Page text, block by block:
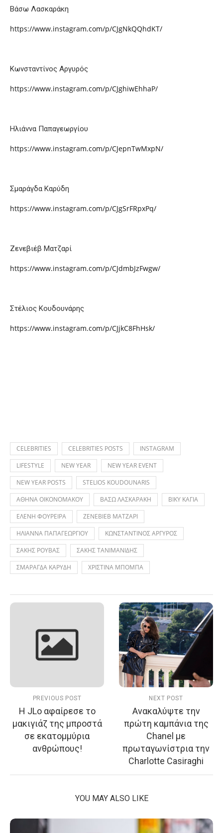
Βάσω Λασκαράκη
https://www.instagram.com/p/CJgNkQQhdKT/
Κωνσταντίνος Αργυρός
https://www.instagram.com/p/CJghiwEhhaP/
Ηλιάννα Παπαγεωργίου
https://www.instagram.com/p/CJepnTwMxpN/
Σμαράγδα Καρύδη
https://www.instagram.com/p/CJgSrFRpxPq/
Ζενεβιέβ Ματζαρί
https://www.instagram.com/p/CJdmbJzFwgw/
Στέλιος Κουδουνάρης
https://www.instagram.com/p/CJjkC8FhHsk/
CELEBRITIES CELEBRITIES POSTS
INSTAGRAM
LIFESTYLE
NEW YEAR
NEW YEAR EVENT
NEW YEAR POSTS
STELIOS KOUDOUNARIS
ΑΘΗΝΑ ΟΙΚΟΝΟΜΑΚΟΥ
ΒΑΣΩ ΛΑΣΚΑΡΑΚΗ
ΒΙΚΥ ΚΑΓΙΑ
ΕΛΕΝΗ ΦΟΥΡΕΙΡΑ
ΖΕΝΕΒΙΕΒ ΜΑΤΖΑΡΙ
ΗΛΙΑΝΝΑ ΠΑΠΑΓΕΩΡΓΙΟΥ
ΚΩΝΣΤΑΝΤΙΝΟΣ ΑΡΓΥΡΟΣ
ΣΑΚΗΣ ΡΟΥΒΑΣ
ΣΑΚΗΣ ΤΑΝΙΜΑΝΙΔΗΣ
ΣΜΑΡΑΓΔΑ ΚΑΡΥΔΗ
ΧΡΙΣΤΙΝΑ ΜΠΟΜΠΑ
PREVIOUS POST
H JLo αφαίρεσε το
μακιγιάζ της μπροστά
σε εκατομμύρια
ανθρώπους!
NEXT POST
Ανακαλύψτε την
πρώτη καμπάνια της
Chanel με
πρωταγωνίστρια την
Charlotte Casiraghi
YOU MAY ALSO LIKE